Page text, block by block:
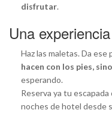
disfrutar.
Una
Haz las maletas. Da ese
hacen con los pies,
esperando.
Reserva ya tu
noches de hotel desde